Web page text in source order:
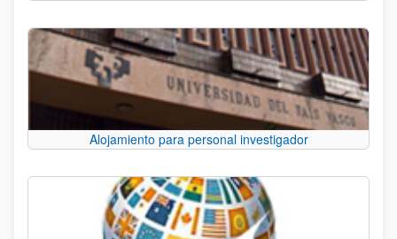
Alojamiento para personal investigador